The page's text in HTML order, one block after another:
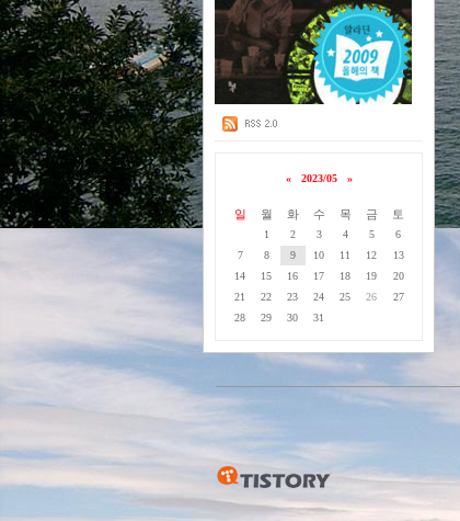
« 2023/05 »
일 월 화 수 목 금 토
1 2 3 4 5
6
7
8 9 10 11 12
13
14
15 16 17 18 19
20
21
22 23 24 25 26
27
28
29 30 31